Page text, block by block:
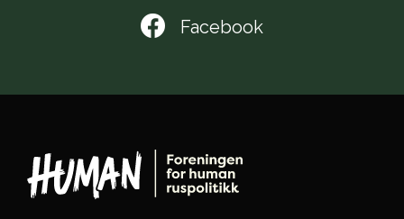
Facebook